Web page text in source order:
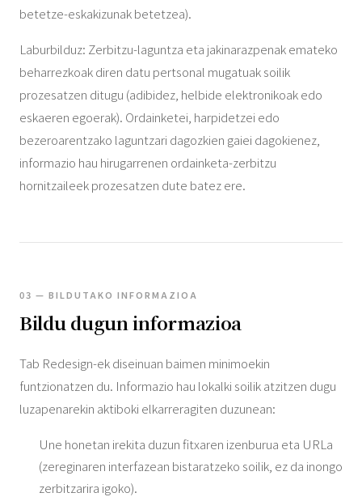
betetze-eskakizunak betetzea).
Laburbilduz: Zerbitzu-laguntza eta jakinarazpenak emateko
beharrezkoak diren datu pertsonal mugatuak soilik
prozesatzen ditugu (adibidez, helbide elektronikoak edo
eskaeren egoerak). Ordainketei, harpidetzei edo
bezeroarentzako laguntzari dagozkien gaiei dagokienez,
informazio hau hirugarrenen ordainketa-zerbitzu
hornitzaileek prozesatzen dute batez ere.
03 — BILDUTAKO INFORMAZIOA
Bildu dugun informazioa
Tab Redesign-ek diseinuan baimen minimoekin
funtzionatzen du. Informazio hau lokalki soilik atzitzen dugu
luzapenarekin aktiboki elkarreragiten duzunean:
Une honetan irekita duzun fitxaren izenburua eta URLa
(zereginaren interfazean bistaratzeko soilik, ez da inongo
zerbitzarira igoko).